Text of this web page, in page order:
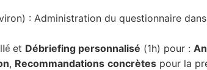
: Administration du questionnaire
et Débriefing personnalisé (1h) pour :
, Recommandations concrètes pour la